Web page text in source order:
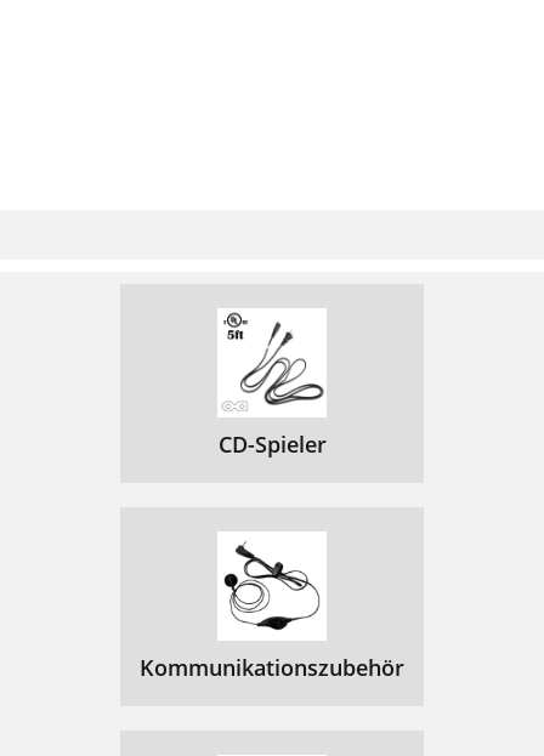
CD-Spieler
Kommunikationszubehör